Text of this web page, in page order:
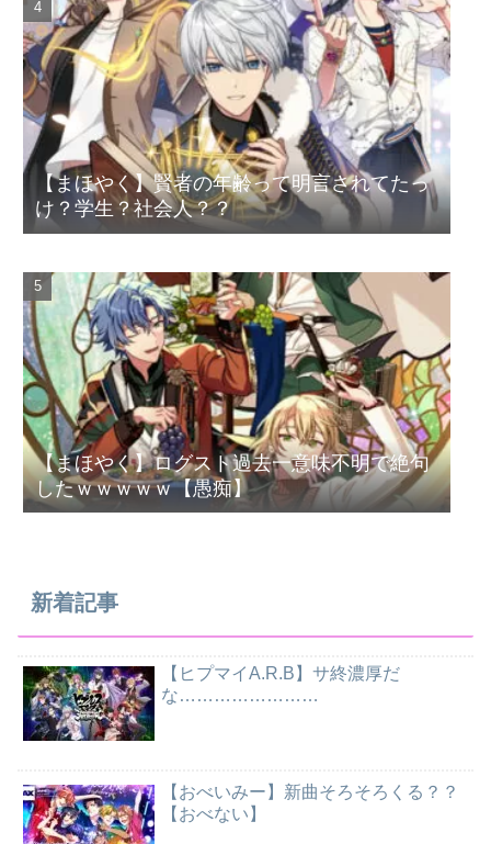
【まほやく】賢者の年齢って明言されてたっ
け？学生？社会人？？
【まほやく】ログスト過去一意味不明で絶句
したｗｗｗｗｗ【愚痴】
新着記事
【ヒプマイA.R.B】サ終濃厚だ
な……………………
【おべいみー】新曲そろそろくる？？
【おべない】